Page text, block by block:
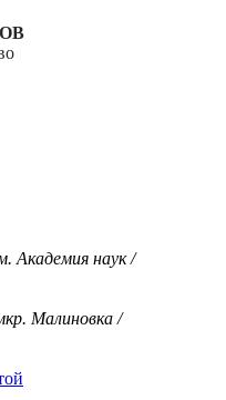
Академия наук /
Малиновка /